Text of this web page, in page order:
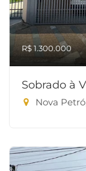
R$ 1.300.000
Sobrado à
Nova